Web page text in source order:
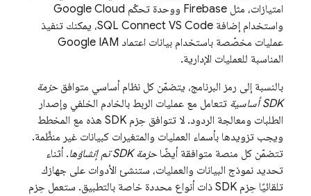
امتيازات، مثل Firebase
ووحدة تحكّم Google Cloud
واستخدام إضافة SQL Connect VS Code، يمكنك تنفيذ
عمليات مخصّصة باستخدام بيانات اعتماد Google IAM
المناسبة للعمليات الإدارية.
بالنسبة إلى رمز البرنامج، يتضمّن كل نظام أساسي متوافق حزمة
SDK أساسية
تتعامل مع عمليات الربط بالخادم الخلفي وإصدار
الطلبات ومعالجة الردود. لا تتوافق حِزم SDK هذه مع المخطط
ويجب تزويدها بأسماء العمليات والمتغيرات كبيانات غير منظَّمة.
تتضمّن كل منصة متوافقة أيضًا حزمة SDK تم إنشاؤها
. أثناء
تحديد نموذج البيانات والعمليات، ستنشئ الأدوات على جهازك
تلقائيًا حِزم SDK ذات أنواع محددة خاصة بالتطبيق. ستعمل حِزم